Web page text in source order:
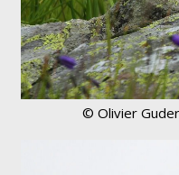
© Olivier